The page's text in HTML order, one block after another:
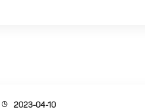
2023-04-10